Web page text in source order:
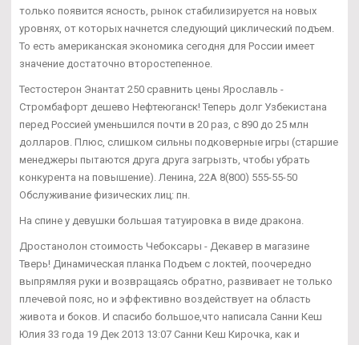
только появится ясность, рынок стабилизируется на новых
уровнях, от которых начнется следующий циклический подъем.
То есть американская экономика сегодня для России имеет
значение достаточно второстепенное.
Тестостерон Энантат 250 сравнить цены Ярославль -
Стромбафорт дешево Нефтеюганск! Теперь долг Узбекистана
перед Россией уменьшился почти в 20 раз, с 890 до 25 млн
долларов. Плюс, слишком сильны подковерные игры (старшие
менеджеры пытаются друга друга загрызть, чтобы убрать
конкурента на повышение). Ленина, 22А 8(800) 555-55-50
Обслуживание физических лиц: пн.
На спине у девушки большая татуировка в виде дракона.
Дростанолон стоимость Чебоксары - Декавер в магазине
Тверь! Динамическая планка Подъем с локтей, поочередно
выпрямляя руки и возвращаясь обратно, развивает не только
плечевой пояс, но и эффективно воздействует на область
живота и боков. И спасибо большое,что написала Санни Кеш
Юлия 33 года 19 Дек 2013 13:07 Санни Кеш Кирочка, как и